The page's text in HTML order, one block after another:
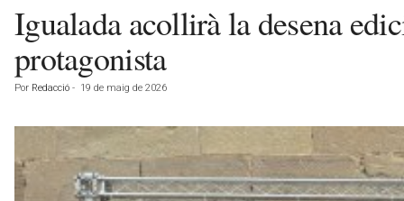
Igualada acollirà la desena
protagonista
Por Redacció - 19 de maig de 2026